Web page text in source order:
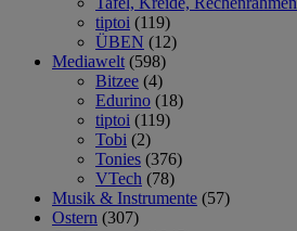
tiptoi (119)
ÜBEN (12)
Mediawelt (598)
Bitzee (4)
Edurino (18)
tiptoi (119)
Tobi (2)
Tonies (376)
VTech (78)
Musik & Instrumente (57)
Ostern (307)